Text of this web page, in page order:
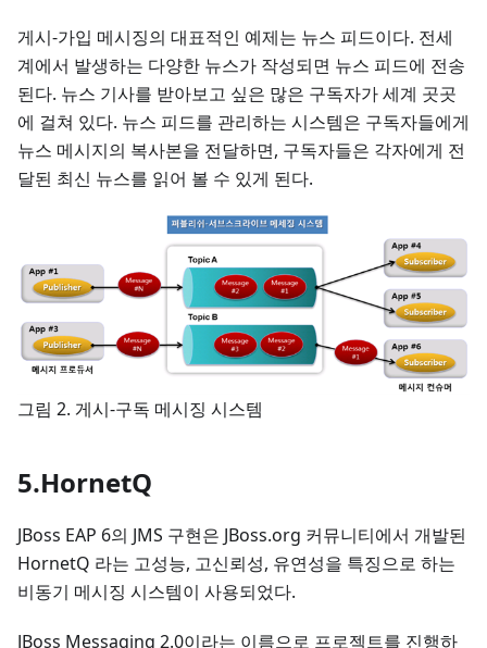
게시-가입 메시징의 대표적인 예제는 뉴스 피드이다. 전세
계에서 발생하는 다양한 뉴스가 작성되면 뉴스 피드에 전송
된다. 뉴스 기사를 받아보고 싶은 많은 구독자가 세계 곳곳
에 걸쳐 있다. 뉴스 피드를 관리하는 시스템은 구독자들에게
뉴스 메시지의 복사본을 전달하면, 구독자들은 각자에게 전
달된 최신 뉴스를 읽어 볼 수 있게 된다.
그림 2. 게시-구독 메시징 시스템
5.HornetQ
JBoss EAP 6의 JMS 구현은 JBoss.org 커뮤니티에서 개발된
HornetQ 라는 고성능, 고신뢰성, 유연성을 특징으로 하는
비동기 메시징 시스템이 사용되었다.
JBoss Messaging 2.0이라는 이름으로 프로젝트를 진행하